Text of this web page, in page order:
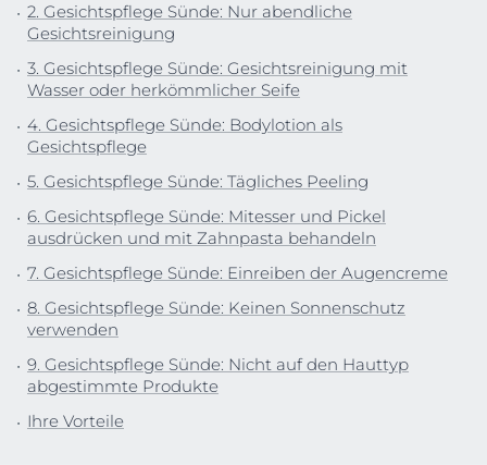
2. Gesichtspflege Sünde: Nur abendliche
Gesichtsreinigung
3. Gesichtspflege Sünde: Gesichtsreinigung mit
Wasser oder herkömmlicher Seife
4. Gesichtspflege Sünde: Bodylotion als
Gesichtspflege
5. Gesichtspflege Sünde: Tägliches Peeling
6. Gesichtspflege Sünde: Mitesser und Pickel
ausdrücken und mit Zahnpasta behandeln
7. Gesichtspflege Sünde: Einreiben der Augencreme
8. Gesichtspflege Sünde: Keinen Sonnenschutz
verwenden
9. Gesichtspflege Sünde: Nicht auf den Hauttyp
abgestimmte Produkte
Ihre Vorteile